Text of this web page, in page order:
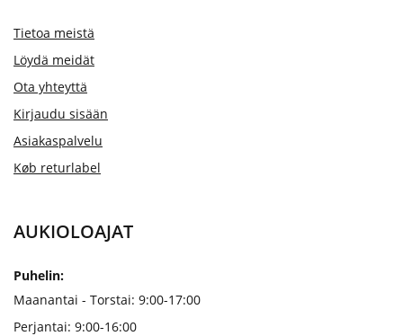
Tietoa meistä
Löydä meidät
Ota yhteyttä
Kirjaudu sisään
Asiakaspalvelu
Køb returlabel
AUKIOLOAJAT
Puhelin:
Maanantai - Torstai: 9:00-17:00
Perjantai: 9:00-16:00